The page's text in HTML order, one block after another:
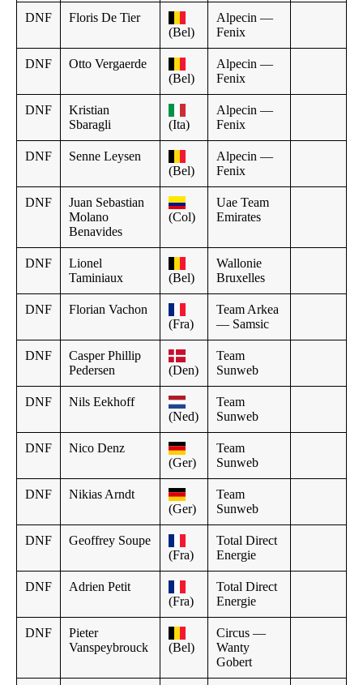
DNF
Floris De Tier
(Bel)
Alpecin —
Fenix
DNF
Otto Vergaerde
(Bel)
Alpecin —
Fenix
DNF
Kristian
Sbaragli
(Ita)
Alpecin —
Fenix
DNF
Senne Leysen
(Bel)
Alpecin —
Fenix
DNF
Juan Sebastian
Molano
Benavides
(Col)
Uae Team
Emirates
DNF
Lionel
Taminiaux
(Bel)
Wallonie
Bruxelles
DNF
Florian Vachon
(Fra)
Team Arkea
— Samsic
DNF
Casper Phillip
Pedersen
(Den)
Team
Sunweb
DNF
Nils Eekhoff
(Ned)
Team
Sunweb
DNF
Nico Denz
(Ger)
Team
Sunweb
DNF
Nikias Arndt
(Ger)
Team
Sunweb
DNF
Geoffrey Soupe
(Fra)
Total Direct
Energie
DNF
Adrien Petit
(Fra)
Total Direct
Energie
DNF
Pieter
Vanspeybrouck
(Bel)
Circus —
Wanty
Gobert